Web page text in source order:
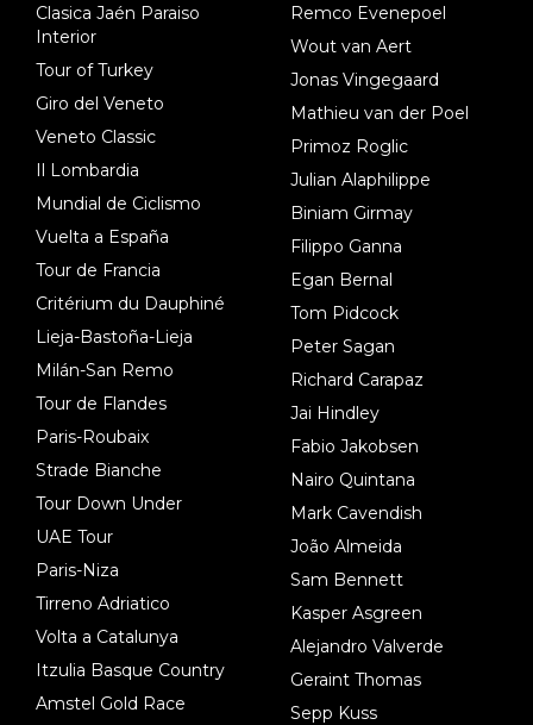
Clasica Jaén Paraiso
Interior
Tour of Turkey
Giro del Veneto
Veneto Classic
Il Lombardia
Mundial de Ciclismo
Vuelta a España
Tour de Francia
Critérium du Dauphiné
Lieja-Bastoña-Lieja
Milán-San Remo
Tour de Flandes
Paris-Roubaix
Strade Bianche
Tour Down Under
UAE Tour
Paris-Niza
Tirreno Adriatico
Volta a Catalunya
Itzulia Basque Country
Amstel Gold Race
Remco Evenepoel
Wout van Aert
Jonas Vingegaard
Mathieu van der Poel
Primoz Roglic
Julian Alaphilippe
Biniam Girmay
Filippo Ganna
Egan Bernal
Tom Pidcock
Peter Sagan
Richard Carapaz
Jai Hindley
Fabio Jakobsen
Nairo Quintana
Mark Cavendish
João Almeida
Sam Bennett
Kasper Asgreen
Alejandro Valverde
Geraint Thomas
Sepp Kuss